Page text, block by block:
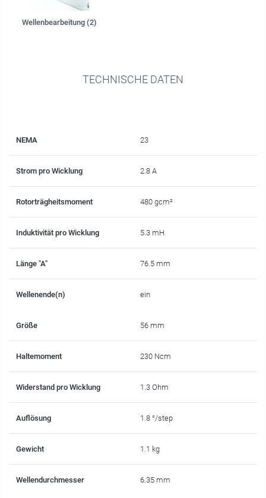
Wellenbearbeitung (2)
TECHNISCHE DATEN
NEMA 23
Strom pro Wicklung 2.8 A
Rotorträgheitsmoment 480 gcm²
Induktivität pro Wicklung 5.3 mH
Länge "A" 76.5 mm
Wellenende(n) ein
Größe 56 mm
Haltemoment 230 Ncm
Widerstand pro Wicklung 1.3 Ohm
Auflösung 1.8 °/step
Gewicht 1.1 kg
Wellendurchmesser 6.35 mm